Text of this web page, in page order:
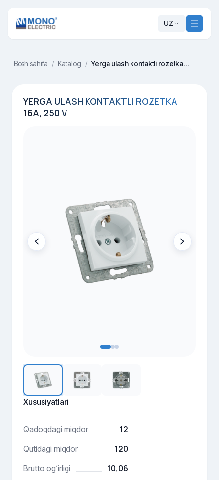
UZ
Bosh sahifa / Katalog / Yerga ulash kontaktli rozetka 16A, 250 V
YERGA ULASH KONTAKTLI ROZETKA
16A, 250 V
Xususiyatlari
Qadoqdagi miqdor 12
Qutidagi miqdor 120
Brutto og‘irligi 10,06